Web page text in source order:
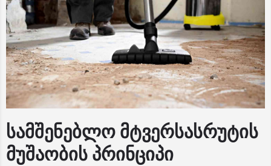
სამშენებლო მტვერსასრუტის
მუშაობის პრინციპი